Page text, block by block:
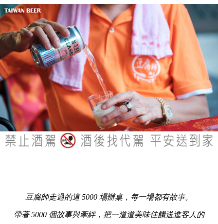
豆腐師走過的這 5000 場辦桌，每一場都有故事。
帶著 5000 個故事與牽絆，把一道道美味佳餚送進客人的